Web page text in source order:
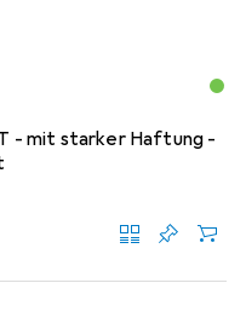
- mit starker Haftung -